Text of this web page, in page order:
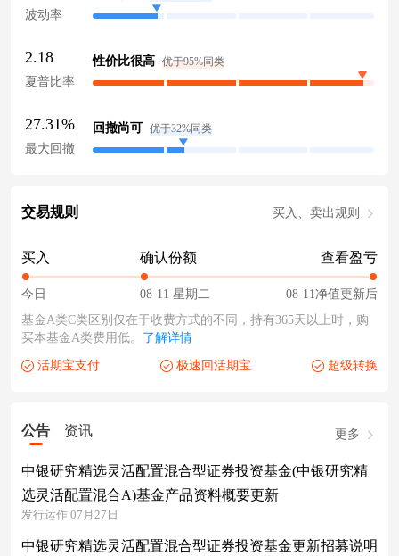
波动率
2.18
夏普比率
性价比很高 优于95%同类
27.31%
最大回撤
回撤尚可 优于32%同类
交易规则 买入、卖出规则
买入
今日
确认份额
08-11 星期二
查看盈亏
08-11净值更新后
基金A类C类区别仅在于收费方式的不同，持有365天以上时，购
买本基金A类费用低。 了解详情
活期宝支付 极速回活期宝 超级转换
公告 资讯 更多
中银研究精选灵活配置混合型证券投资基金(中银研究精
选灵活配置混合A)基金产品资料概要更新
发行运作 07月27日
中银研究精选灵活配置混合型证券投资基金更新招募说明